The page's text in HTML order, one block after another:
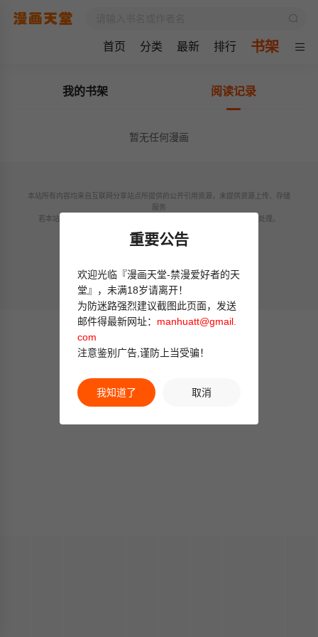
首页 分类 最新 排行 书架
我的书架 阅读记录
暂无任何漫画
本站所有内容均来自互联网分享站点所提供的公开引用资源，未提供资源上传、存储
服务
若本站收录内容侵犯了您的权益，请附说明联系邮箱，本站将第一时间处理。
联系邮箱：
© 2024 mhtt.xyz All rights reservd.
重要公告
欢迎光临『漫画天堂-禁漫爱好者的天
堂』，未满18岁请离开！
为防迷路强烈建议截图此页面，发送
邮件得最新网址： manhuatt@gmail.
com
注意鉴别广告,谨防上当受骗！
我知道了 取消